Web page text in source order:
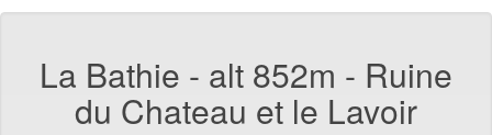
La Bathie - alt 852m - Ruine
du Chateau et le Lavoir